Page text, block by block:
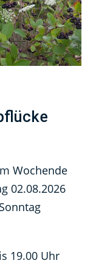
Wochende
02.08.2026
19.00 Uhr